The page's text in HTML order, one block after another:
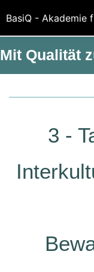
Mit Qualität
3 -